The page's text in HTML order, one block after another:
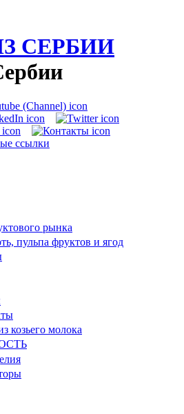
СЕРБИИ
ссылки
рынка
пульпа фруктов и ягод
козьего молока